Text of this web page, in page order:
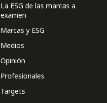
La ESG de las marcas a
examen
Marcas y ESG
Medios
Opinión
Profesionales
Targets